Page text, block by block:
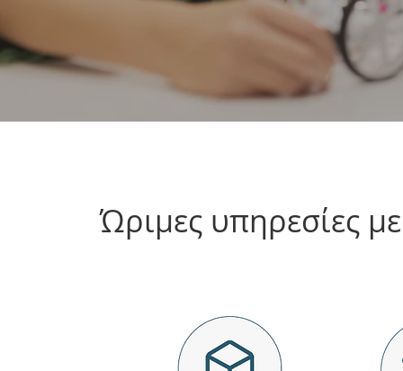
Ώριμες υπηρεσίες